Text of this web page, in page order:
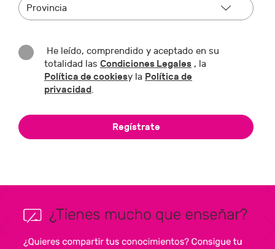
He leído, comprendido y aceptado en su
totalidad las Condiciones Legales , la
Política de cookiesy la Política de
privacidad.